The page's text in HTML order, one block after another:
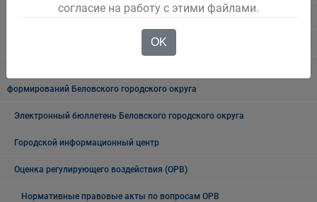
Общественные, национальные и религиозные организации
формирований Беловского городского округа
Электронный бюллетень Беловского городского округа
Городской информационный центр
Оценка регулирующего воздействия (ОРВ)
Нормативные правовые акты по вопросам ОРВ
согласие на работу с этими файлами.
OK